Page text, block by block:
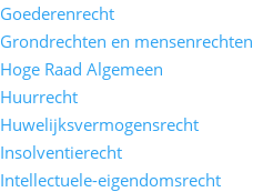
Goederenrecht
Grondrechten en mensenrechten
Hoge Raad Algemeen
Huurrecht
Huwelijksvermogensrecht
Insolventierecht
Intellectuele-eigendomsrecht